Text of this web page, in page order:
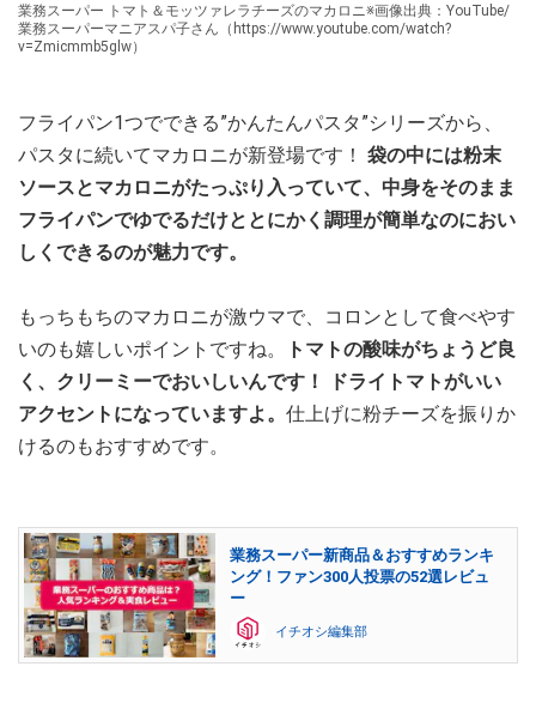
業務スーパー トマト＆モッツァレラチーズのマカロニ※画像出典：YouTube/
業務スーパーマニアスパ子さん（https://www.youtube.com/watch?
v=Zmicmmb5glw）
フライパン1つでできる”かんたんパスタ”シリーズから、
パスタに続いてマカロニが新登場です！ 袋の中には粉末
ソースとマカロニがたっぷり入っていて、中身をそのまま
フライパンでゆでるだけととにかく調理が簡単なのにおい
しくできるのが魅力です。
もっちもちのマカロニが激ウマで、コロンとして食べやす
いのも嬉しいポイントですね。
トマトの酸味がちょうど良
く、クリーミーでおいしいんです！ ドライトマトがいい
アクセントになっていますよ。 仕上げに粉チーズを振りか
けるのもおすすめです。
業務スーパー新商品＆おすすめランキ
ング！ファン300人投票の52選レビュ
ー
イチオシ編集部